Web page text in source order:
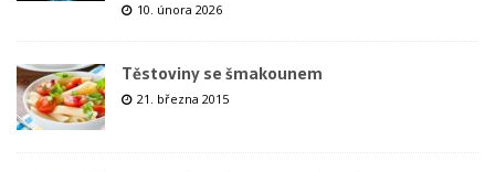
10. února 2026
Těstoviny se šmakounem
21. března 2015